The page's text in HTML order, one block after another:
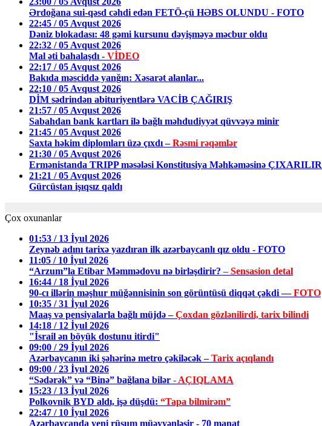
Ərdoğana sui-qəsd cəhdi edən FETÖ-çü HƏBS OLUNDU - FOTO
22:45 / 05 Avqust 2026
Dəniz blokadası: 48 gəmi kursunu dəyişməyə məcbur oldu
22:32 / 05 Avqust 2026
Mal əti bahalaşdı - VİDEO
22:17 / 05 Avqust 2026
Bakıda məsciddə yanğın: Xəsarət alanlar...
22:10 / 05 Avqust 2026
DİM sədrindən abituriyentlərə VACİB ÇAĞIRIŞ
21:57 / 05 Avqust 2026
Sabahdan bank kartları ilə bağlı məhdudiyyət qüvvəyə minir
21:45 / 05 Avqust 2026
Saxta həkim diplomları üzə çıxdı –Rəsmi rəqəmlər
21:30 / 05 Avqust 2026
Ermənistanda TRIPP məsələsi Konstitusiya Məhkəməsinə ÇIXARILIR
21:21 / 05 Avqust 2026
Gürcüstan işıqsız qaldı
Çox oxunanlar
01:53 / 13 İyul 2026
Zeynəb adını tarixə yazdıran ilk azərbaycanlı qız oldu - FOTO
11:05 / 10 İyul 2026
“Arzum”la Etibar Məmmədovu nə birləşdirir?– Sensasion detal
16:44 / 18 İyul 2026
90-cı illərin məşhur müğənnisinin son görüntüsü diqqət çəkdi —FOTO
10:35 / 31 İyul 2026
Maaş və pensiyalarla bağlı müjdə –Çoxdan gözlənilirdi, tarix bilindi
14:18 / 12 İyul 2026
"İsrail ən böyük dostunu itirdi"
09:00 / 29 İyul 2026
Azərbaycanın iki şəhərinə metro çəkiləcək –Tarix açıqlandı
09:00 / 23 İyul 2026
“Sədərək” və “Binə” bağlana bilər - AÇIQLAMA
15:23 / 13 İyul 2026
Polkovnik BYD aldı, işə düşdü: “Tapa bilmirəm”
22:47 / 10 İyul 2026
Azərbaycanda yeni rüsum müəyyənləşir - 70 manat